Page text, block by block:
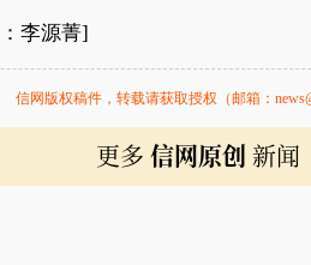
李源菁]
信网版权稿件，转载请获取授权（邮箱：
更多 信网原创 新闻